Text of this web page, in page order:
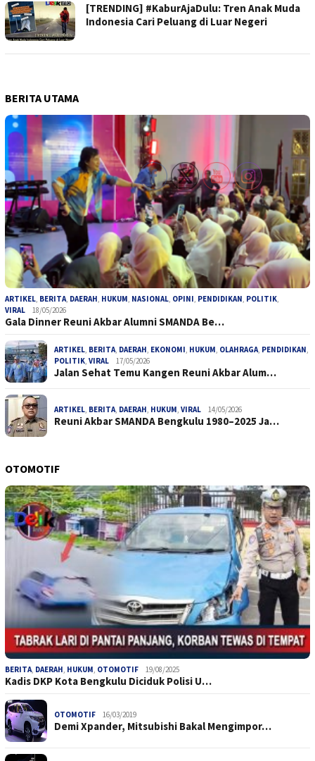
[TRENDING] #KaburAjaDulu: Tren Anak Muda
Indonesia Cari Peluang di Luar Negeri
BERITA UTAMA
ARTIKEL, BERITA, DAERAH, HUKUM, NASIONAL, OPINI, PENDIDIKAN, POLITIK,
VIRAL
18/05/2026
Gala Dinner Reuni Akbar Alumni SMANDA Be…
ARTIKEL, BERITA, DAERAH, EKONOMI, HUKUM, OLAHRAGA, PENDIDIKAN,
POLITIK, VIRAL 17/05/2026
Jalan Sehat Temu Kangen Reuni Akbar Alum…
ARTIKEL, BERITA, DAERAH, HUKUM, VIRAL 14/05/2026
Reuni Akbar SMANDA Bengkulu 1980–2025 Ja…
OTOMOTIF
BERITA, DAERAH, HUKUM, OTOMOTIF 19/08/2025
Kadis DKP Kota Bengkulu Diciduk Polisi U…
OTOMOTIF 16/03/2019
Demi Xpander, Mitsubishi Bakal Mengimpor…